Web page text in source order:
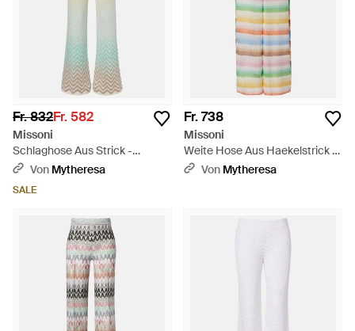
Fr. 832Fr. 582
Missoni
Schlaghose Aus Strick -
Mehrfarbig
Von Mytheresa
SALE
Fr. 738
Missoni
Weite Hose Aus Haekelstrick -
GrünVon Mytheresa